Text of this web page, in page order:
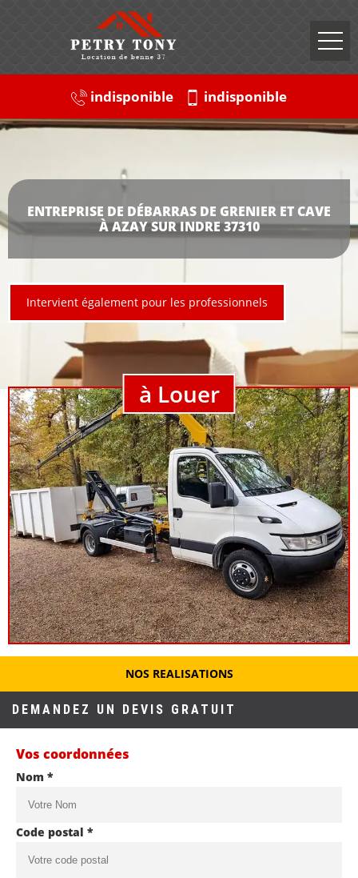
indisponible indisponible
ENTREPRISE DE DÉBARRAS DE GRENIER ET CAVE
À AZAY SUR INDRE 37310
Intervient également pour les professionnels
à Louer
NOS REALISATIONS
DEMANDEZ UN DEVIS GRATUIT
Vos coordonnées
Nom *
Code postal *